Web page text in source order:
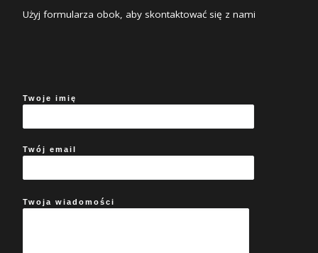
Użyj formularza obok, aby skontaktować się z nami
Twoje imię
Twój email
Twoja wiadomości